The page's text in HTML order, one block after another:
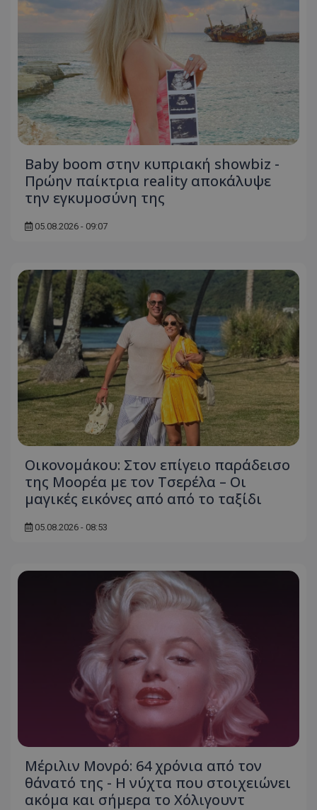
Baby boom στην κυπριακή showbiz -
Πρώην παίκτρια reality αποκάλυψε
την εγκυμοσύνη της
05.08.2026 - 09:07
Οικονομάκου: Στον επίγειο παράδεισο
της Μοορέα με τον Τσερέλα – Οι
μαγικές εικόνες από από το ταξίδι
05.08.2026 - 08:53
Μέριλιν Μονρό: 64 χρόνια από τον
θάνατό της - Η νύχτα που στοιχειώνει
ακόμα και σήμερα το Χόλιγουντ